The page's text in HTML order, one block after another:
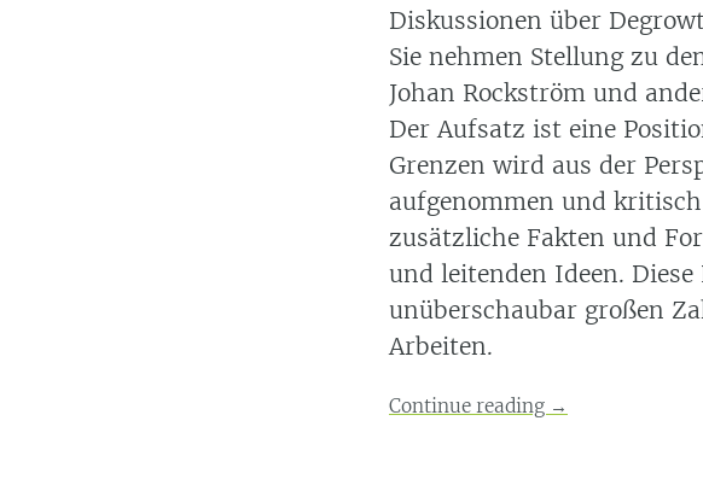
Diskussionen über
Sie nehmen Stellung zu
Johan Rockström und
Der Aufsatz ist eine
Grenzen wird aus der
aufgenommen und
zusätzliche Fakten und
und leitenden Ideen.
unüberschaubar großen
Arbeiten.
Continue reading →